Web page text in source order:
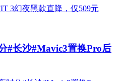
#长沙#Mavic3置换Pro后